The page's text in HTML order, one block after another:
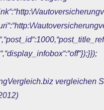
\/
\/
vergleichen